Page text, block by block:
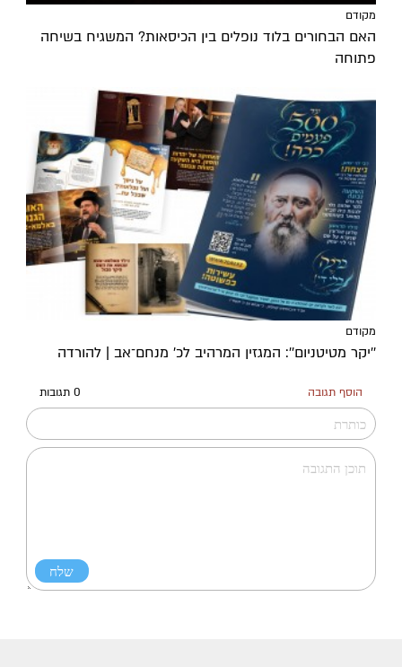
מקודם
האם הבחורים בלוד נופלים בין הכיסאות? המשגיח בשיחה
פתוחה
מקודם
''יקר מטיטניום'': המגזין המרהיב לכ’ מנחם־אב | להורדה
הוסף תגובה 0 תגובות